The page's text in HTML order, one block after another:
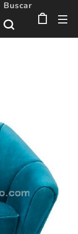
Buscar